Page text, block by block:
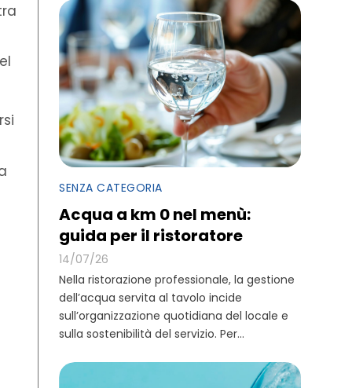
SENZA CATEGORIA
Acqua a km 0 nel menù:
guida per il ristoratore
14/07/26
Nella ristorazione professionale, la gestione
dell’acqua servita al tavolo incide
sull’organizzazione quotidiana del locale e
sulla sostenibilità del servizio. Per...